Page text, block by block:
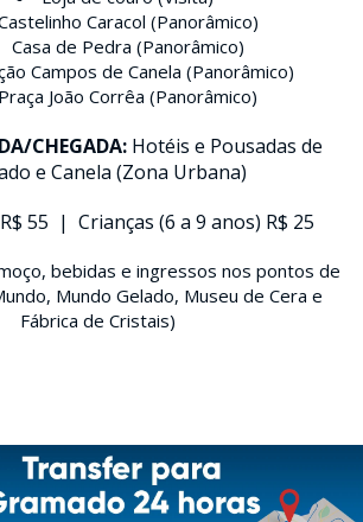
Caracol (Panorâmico)
Casa de Pedra (Panorâmico)
Campos de Canela (Panorâmico)
Praça João Corrêa (Panorâmico)
CHEGADA:Hotéis e Pousadas de
e Canela (Zona Urbana)
55 | Crianças (6 a 9 anos) R$ 25
bebidas e ingressos nos pontos de
Mundo Gelado, Museu de Cera e
Fábrica de Cristais)